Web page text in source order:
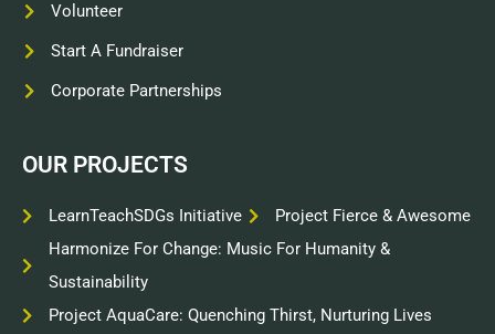
Volunteer
Start A Fundraiser
Corporate Partnerships
OUR PROJECTS
LearnTeachSDGs Initiative
Project Fierce & Awesome
Harmonize For Change: Music For Humanity &
Sustainability
Project AquaCare: Quenching Thirst, Nurturing Lives